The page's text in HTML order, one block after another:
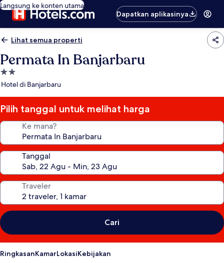
Langsung ke konten utama
Dapatkan aplikasinya
Lihat semua properti
Permata In Banjarbaru
Properti
bintang
Hotel di Banjarbaru
Pilih tanggal untuk melihat harga
Ke mana?
Tanggal
Traveler
Cari
RingkasanKamarLokasiKebijakan